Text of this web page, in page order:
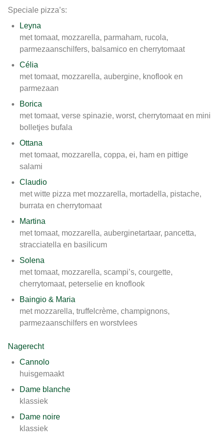
Speciale pizza’s:
Leyna
met tomaat, mozzarella, parmaham, rucola,
parmezaanschilfers, balsamico en cherrytomaat
Célia
met tomaat, mozzarella, aubergine, knoflook en
parmezaan
Borica
met tomaat, verse spinazie, worst, cherrytomaat en mini
bolletjes bufala
Ottana
met tomaat, mozzarella, coppa, ei, ham en pittige
salami
Claudio
met witte pizza met mozzarella, mortadella, pistache,
burrata en cherrytomaat
Martina
met tomaat, mozzarella, auberginetartaar, pancetta,
stracciatella en basilicum
Solena
met tomaat, mozzarella, scampi’s, courgette,
cherrytomaat, peterselie en knoflook
Baingio & Maria
met mozzarella, truffelcrème, champignons,
parmezaanschilfers en worstvlees
Nagerecht
Cannolo
huisgemaakt
Dame blanche
klassiek
Dame noire
klassiek